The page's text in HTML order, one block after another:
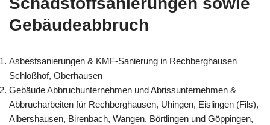
Gebäudeabbruch
Asbestsanierungen & KMF-Sanierung in Rechberghausen
Schloßhof, Oberhausen
Gebäude Abbruchunternehmen und Abrissunternehmen &
Abbrucharbeiten für Rechberghausen, Uhingen, Eislingen (Fils),
Albershausen, Birenbach, Wangen, Börtlingen und Göppingen,